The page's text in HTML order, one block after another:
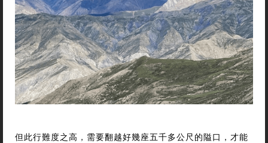
但此行難度之高，需要翻越好幾座五千多公尺的隘口，才能